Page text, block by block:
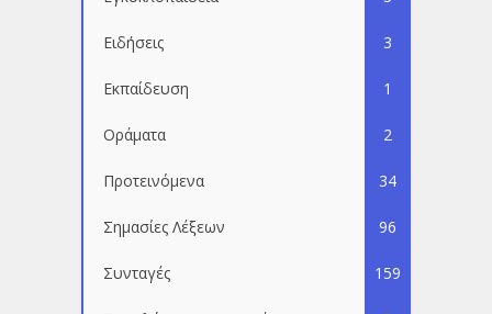
Ειδήσεις 3
Εκπαίδευση 1
Οράματα 2
Προτεινόμενα 34
Σημασίες Λέξεων 96
Συνταγές 159